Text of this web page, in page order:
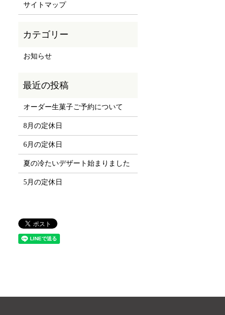
サイトマップ
お知らせ
オーダー生菓子ご予約について
8月の定休日
6月の定休日
夏の冷たいデザート始まりました
5月の定休日